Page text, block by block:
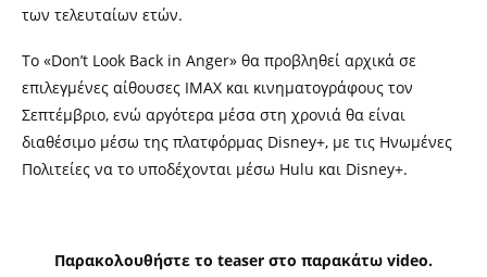
των τελευταίων ετών.
Το «Don’t Look Back in Anger» θα προβληθεί αρχικά σε
επιλεγμένες αίθουσες IMAX και κινηματογράφους τον
Σεπτέμβριο, ενώ αργότερα μέσα στη χρονιά θα είναι
διαθέσιμο μέσω της πλατφόρμας Disney+, με τις Ηνωμένες
Πολιτείες να το υποδέχονται μέσω Hulu και Disney+.
Παρακολουθήστε το teaser στο παρακάτω video.